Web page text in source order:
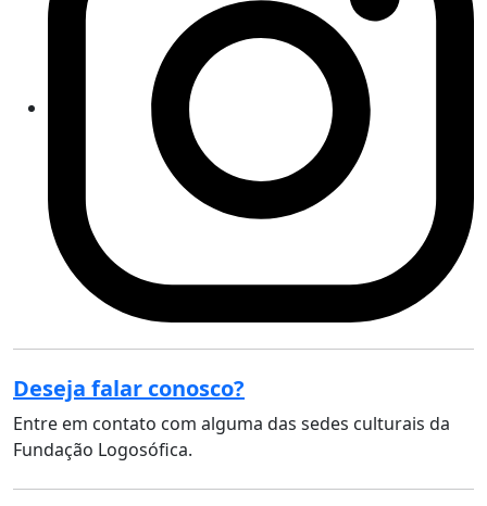
Deseja falar conosco?
Entre em contato com alguma das sedes culturais da
Fundação Logosófica.